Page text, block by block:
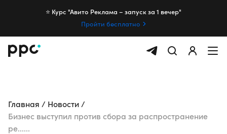
⭐️ Курс "Авито Реклама – запуск за 1 вечер"
Пройти бесплатно
Главная
Новости
Бизнес выступил против сбора за распространение
ре......